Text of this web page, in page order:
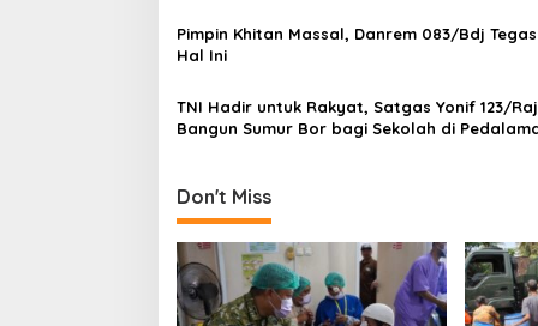
a
i
o
Pimpin Khitan Massal, Danrem 083/Bdj
Hal Ini
TNI Hadir untuk Rakyat, Satgas Yonif 123/
Bangun Sumur Bor bagi Sekolah di
Don't Miss